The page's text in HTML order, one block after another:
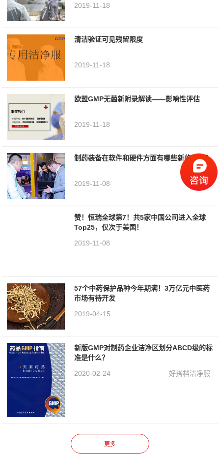
2019-11-18
清洁验证可见残留限度
2019-11-18
欧盟GMP无菌新附录解读——影响性评估
2019-11-18
制药装备在软件和硬件方面有哪些新的要求？
2019-11-08
赞！恒瑞全球第7！共5家中国公司进入全球
Top25，仅次于美国！
2019-11-08
57个中药保护品种今年期满！3万亿元中医药
市场有待开发
2019-04-15
新版GMP对制药企业洁净区划分ABCD级的标
准是什么？
2020-02-24
好搭档洁净服